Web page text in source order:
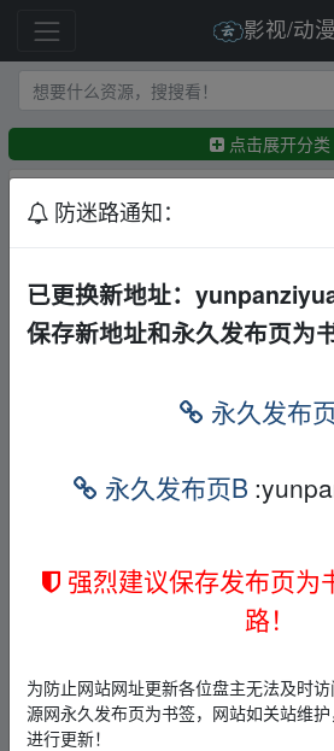
影视/动漫
点击展开分类
最新 精华
删减完整版合集[35.6GB] 其他
科幻
战争 其他 夸克
末路讨债人(2026)1080P泰语
夸克 迅雷网盘
健听女孩.mkv 其他 其他
【波斯语课】电影.mkv 其他
13天前
← MMoney 13天前
拆弹专家2.mp4
防迷路通知：
已更换新地址：
保存新地址和永久发布页为书
永久发布
永久发布页B
强烈建议保存发布页为
路！
为防止网站网址更新各位盘主无法及时
源网永久发布页为书签，网站如关站维
进行更新！